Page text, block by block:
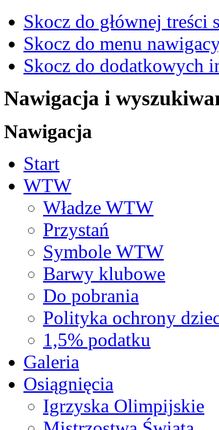
Skocz do głównej treści
Skocz do menu
Skocz do dodatkowych
Nawigacja i
Nawigacja
Start
WTW
Władze WTW
Przystań
Symbole WTW
Barwy klubowe
Do pobrania
Polityka ochrony
1,5% podatku
Galeria
Osiągnięcia
Igrzyska Olimpijskie